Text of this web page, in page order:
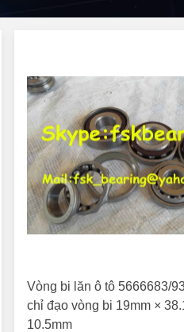
Vòng bi lăn ô tô 5666683/
chỉ đạo vòng bi 19mm ×
10.5mm